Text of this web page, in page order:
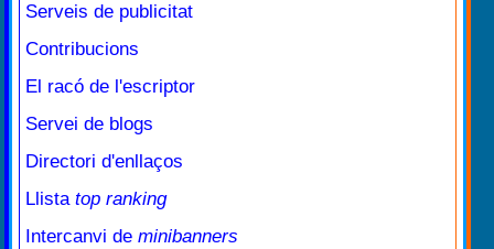
Serveis de publicitat
Contribucions
El racó de l'escriptor
Servei de blogs
Directori d'enllaços
Llista top ranking
Intercanvi de minibanners